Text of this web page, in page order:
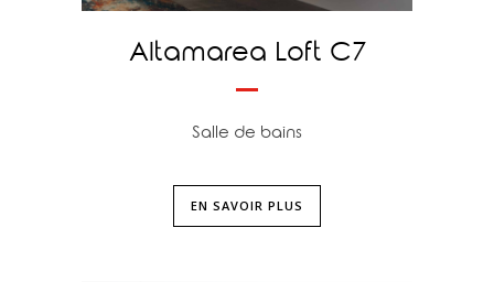
Altamarea Loft C7
Salle de bains
EN SAVOIR PLUS